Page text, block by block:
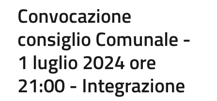
Convocazione
consiglio Comunale -
1 luglio 2024 ore
21:00 - Integrazione